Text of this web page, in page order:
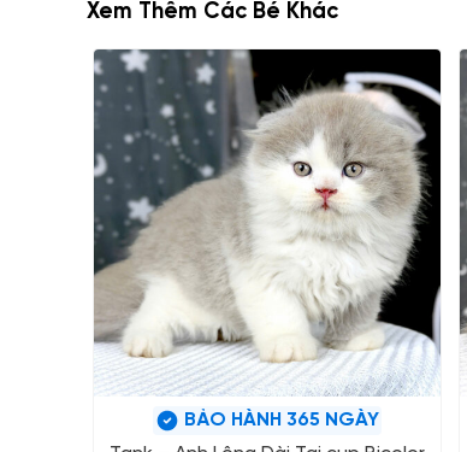
Xem Thêm Các Bé Khác
BẢO HÀNH 365 NGÀY